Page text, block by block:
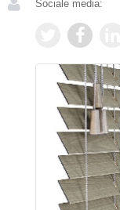
Sociale media: